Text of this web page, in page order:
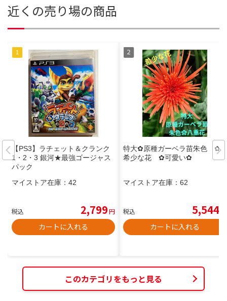
近くの売り場の商品
【PS3】ラチェット＆クランク
1・2・3 銀河★最強ゴージャス
パック
マイストア在庫： 42
税込 2,799円
カートに入れる
特大✿原種ガーベラ苗朱色 ✿
希少な花 ✿可愛い✿
マイストア在庫： 62
税込 5,544
カートに入れる
このカテゴリをもっと見る